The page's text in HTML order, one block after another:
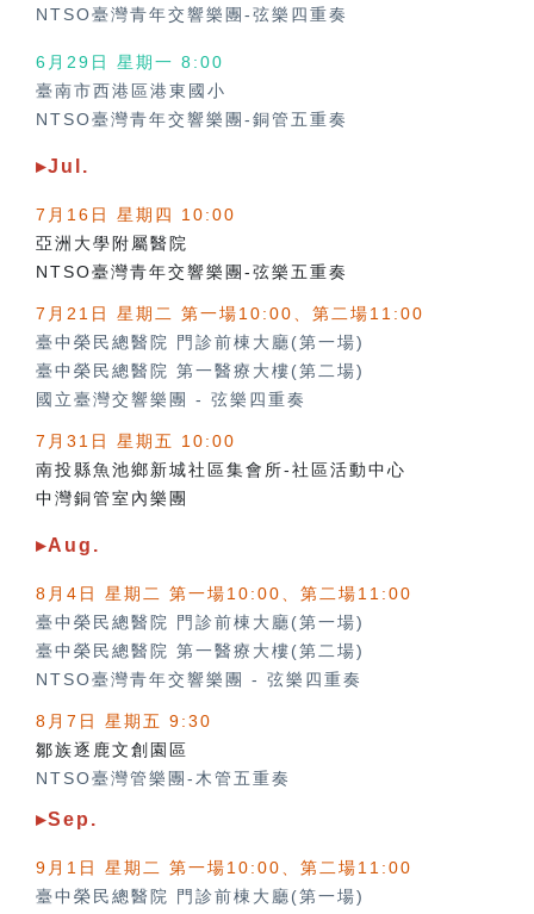
NTSO臺灣青年交響樂團-弦樂四重奏
6月29日 星期一 8:00
臺南市西港區港東國小
NTSO臺灣青年交響樂團-銅管五重奏
▸Jul.
7月16日 星期四 10:00
亞洲大學附屬醫院
NTSO臺灣青年交響樂團-弦樂五重奏
7月21日 星期二 第一場10:00、第二場11:00
臺中榮民總醫院 門診前棟大廳(第一場)
臺中榮民總醫院 第一醫療大樓(第二場)
國立臺灣交響樂團 - 弦樂四重奏
7月31日 星期五 10:00
南投縣魚池鄉新城社區集會所-社區活動中心
中灣銅管室內樂團
▸Aug.
8月4日 星期二 第一場10:00、第二場11:00
臺中榮民總醫院 門診前棟大廳(第一場)
臺中榮民總醫院 第一醫療大樓(第二場)
NTSO臺灣青年交響樂團 - 弦樂四重奏
8月7日 星期五 9:30
鄒族逐鹿文創園區
NTSO臺灣管樂團-木管五重奏
▸Sep.
9月1日 星期二 第一場10:00、第二場11:00
臺中榮民總醫院 門診前棟大廳(第一場)